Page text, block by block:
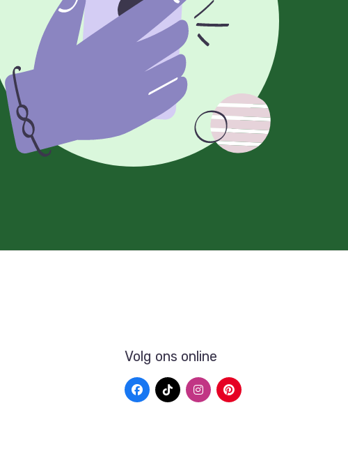
Volg ons online